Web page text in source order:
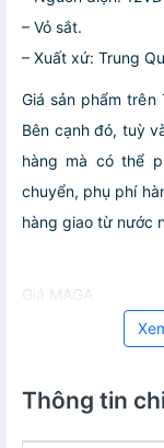
– Vỏ sắt.
– Xuất xứ: Trung
Giá sản phẩm trên
Bên cạnh đó, tuỳ
hàng mà có thể
chuyển, phụ phí
hàng giao từ nước
Giá MAGA
Thông tin